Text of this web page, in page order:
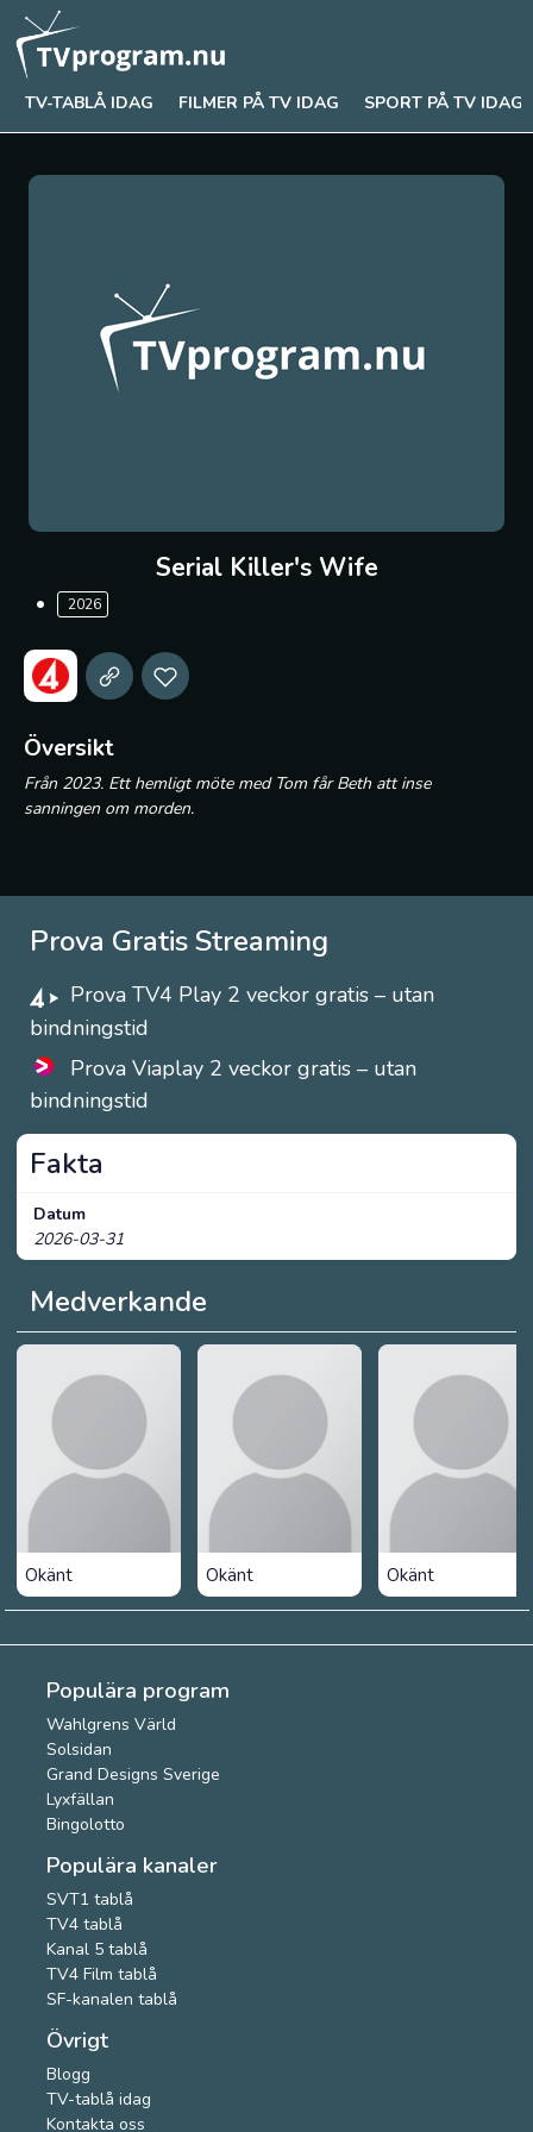
TV-TABLÅ IDAG FILMER PÅ TV IDAG SPORT PÅ TV IDAG
Serial Killer's Wife
2026
Översikt
Från 2023. Ett hemligt möte med Tom får Beth att inse
sanningen om morden.
Prova Gratis Streaming
Prova TV4 Play 2 veckor gratis – utan
bindningstid
Prova Viaplay 2 veckor gratis – utan
bindningstid
Medverkande
Okänt Okänt Okänt
Fakta
Datum
2026-03-31
Populära program
Wahlgrens Värld
Solsidan
Grand Designs Sverige
Lyxfällan
Bingolotto
Populära kanaler
SVT1 tablå
TV4 tablå
Kanal 5 tablå
TV4 Film tablå
SF-kanalen tablå
Övrigt
Blogg
TV-tablå idag
Kontakta oss